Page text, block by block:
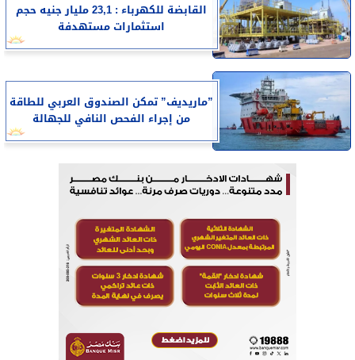
القابضة للكهرباء : 23,1 مليار جنيه حجم
استثمارات مستهدفة
”ماريديف” تمكن الصندوق العربي للطاقة
من إجراء الفحص النافي للجهالة